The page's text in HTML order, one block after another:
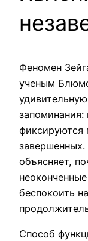
Феномен
ученым
запоминания:
фиксируются
объясняет,
беспокоить
Способ